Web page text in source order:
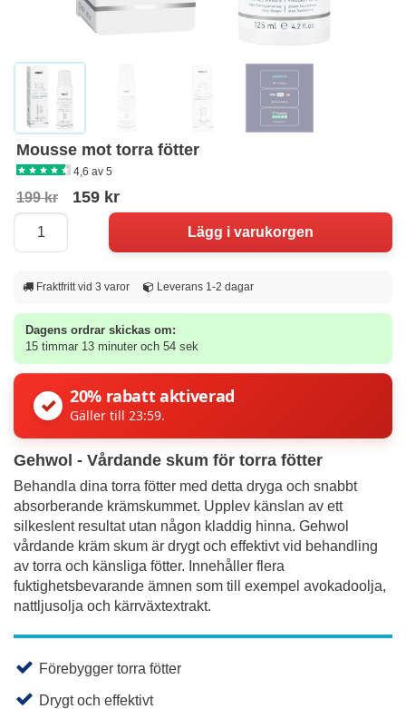
Mousse mot torra fötter
4,6 av 5
199 kr 159 kr
Fraktfritt vid 3 varor Leverans 1-2 dagar
Dagens ordrar skickas om:
15 timmar 13 minuter och 54 sek
✓ 20% rabatt aktiverad
Gäller till 23:59.
Gehwol - Vårdande skum för torra fötter
Behandla dina torra fötter med detta dryga och snabbt
absorberande krämskummet. Upplev känslan av ett
silkeslent resultat utan någon kladdig hinna. Gehwol
vårdande kräm skum är drygt och effektivt vid behandling
av torra och känsliga fötter. Innehåller flera
fuktighetsbevarande ämnen som till exempel avokadoolja,
nattljusolja och kärrväxtextrakt.
Förebygger torra fötter
Drygt och effektivt